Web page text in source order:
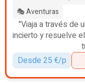
🎭 Aventuras
"Viaja a través de
incierto y resuelve
Desde 25 €/p